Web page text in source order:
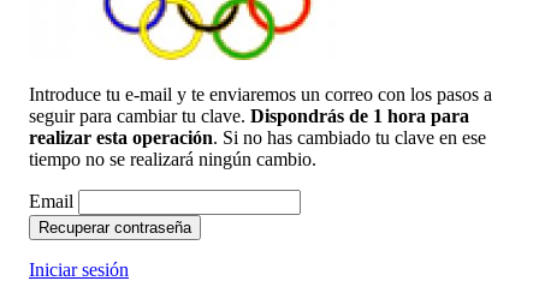
Introduce tu e-mail y te enviaremos un correo con los pasos a
seguir para cambiar tu clave. Dispondrás de 1 hora para
realizar esta operación. Si no has cambiado tu clave en ese
tiempo no se realizará ningún cambio.
Email
Recuperar contraseña
Iniciar sesión